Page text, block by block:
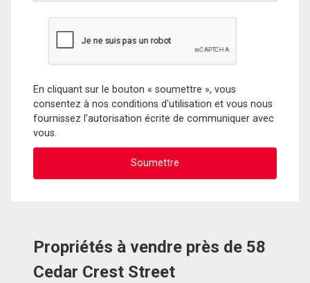
En cliquant sur le bouton « soumettre », vous
consentez à nos conditions d'utilisation et vous nous
fournissez l'autorisation écrite de communiquer avec
vous.
Propriétés à vendre près de 58
Cedar Crest Street